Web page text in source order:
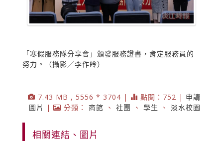
「寒假服務隊分享會」頒發服務證書，肯定服務員的
努力。（攝影／李作皊）
7.43 MB , 5556 * 3704 | 點閱：752 | 申請
圖片
| 分類： 商館 、 社團 、 學生 、 淡水校園
相關連結、圖片